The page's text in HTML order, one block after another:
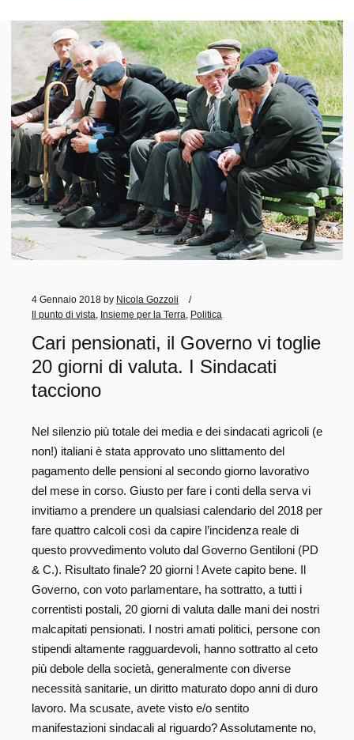
4 Gennaio 2018 by Nicola Gozzoli
Il punto di vista
Insieme per la Terra Politica
Cari pensionati, il Governo vi toglie
20 giorni di valuta. I Sindacati
tacciono
Nel silenzio più totale dei media e dei sindacati agricoli (e
non!) italiani è stata approvato uno slittamento del
pagamento delle pensioni al secondo giorno lavorativo
del mese in corso. Giusto per fare i conti della serva vi
invitiamo a prendere un qualsiasi calendario del 2018 per
fare quattro calcoli così da capire l’incidenza reale di
questo provvedimento voluto dal Governo Gentiloni (PD
& C.). Risultato finale? 20 giorni ! Avete capito bene. Il
Governo, con voto parlamentare, ha sottratto, a tutti i
correntisti postali, 20 giorni di valuta dalle mani dei nostri
malcapitati pensionati. I nostri amati politici, persone con
stipendi altamente ragguardevoli, hanno sottratto al ceto
più debole della società, generalmente con diverse
necessità sanitarie, un diritto maturato dopo anni di duro
lavoro. Ma scusate, avete visto e/o sentito
manifestazioni sindacali al riguardo? Assolutamente no,